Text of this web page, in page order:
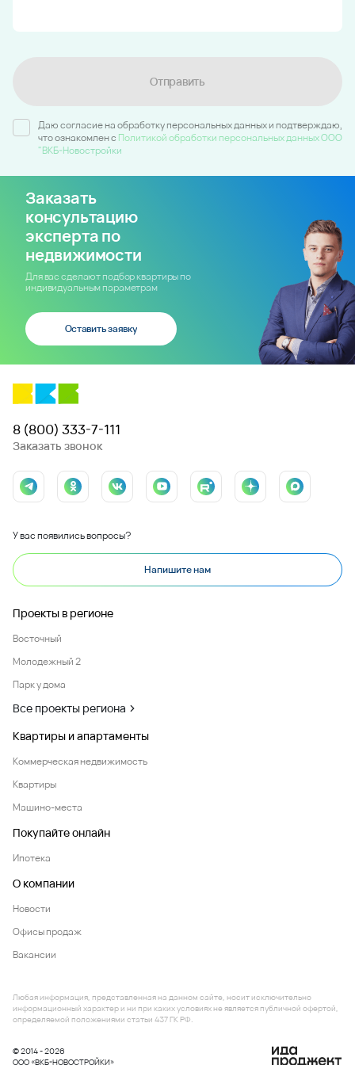
Отправить
Даю согласие на обработку персональных данных и подтверждаю,
что ознакомлен c Политикой обработки персональных данных ООО
"ВКБ-Новостройки
Заказать
консультацию
эксперта по
недвижимости
Для вас сделают подбор квартиры по
индивидуальным параметрам
Оставить заявку
8 (800) 333-7-111
Заказать звонок
У вас появились вопросы?
Напишите нам
Проекты в регионе
Восточный
Молодежный 2
Парк у дома
Все проекты региона
Квартиры и апартаменты
Коммерческая недвижимость
Квартиры
Машино-места
Покупайте онлайн
Ипотека
О компании
Новости
Офисы продаж
Вакансии
© 2014 - 2026
ООО «ВКБ-НОВОСТРОЙКИ»
Любая информация, представленная на данном сайте, носит исключительно
информационный характер и ни при каких условиях не является публичной офертой,
определяемой положениями статьи 437 ГК РФ.